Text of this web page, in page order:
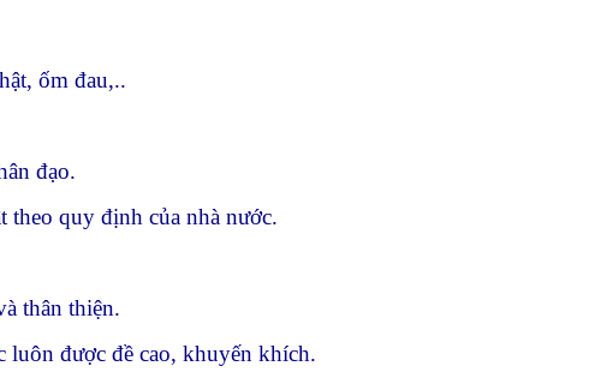
ốm đau,..
đạo.
theo quy định của nhà nước.
thân thiện.
luôn được đề cao, khuyến khích.